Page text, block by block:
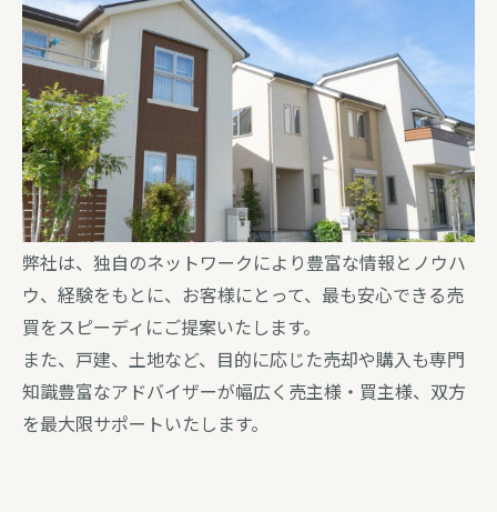
弊社は、独自のネットワークにより豊富な情報とノウハ
ウ、経験をもとに、お客様にとって、最も安心できる売
買をスピーディにご提案いたします。
また、戸建、土地など、目的に応じた売却や購入も専門
知識豊富なアドバイザーが幅広く売主様・買主様、双方
を最大限サポートいたします。